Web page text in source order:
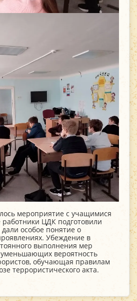
мероприятие с учащимися
ЦДК подготовили
особое понятие о
Убеждение в
выполнения мер
вероятность
обучающая правилам
террористического акта.